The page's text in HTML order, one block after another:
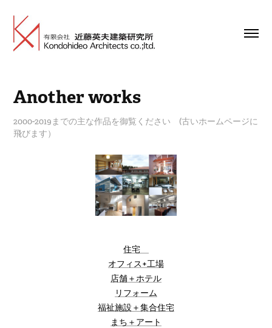
Another works
2000-2019までの主な作品を御覧ください (古いホームページに
飛びます）
住宅
オフィス+工場
店舗＋ホテル
リフォーム
福祉施設＋集合住宅
まち＋アート